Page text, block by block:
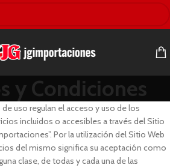
y Condiciones
uso regulan el acceso y uso de los
incluidos o accesibles a través del Sitio
Por la utilización del Sitio Web
del mismo significa su aceptación como
clase, de todas y cada una de las